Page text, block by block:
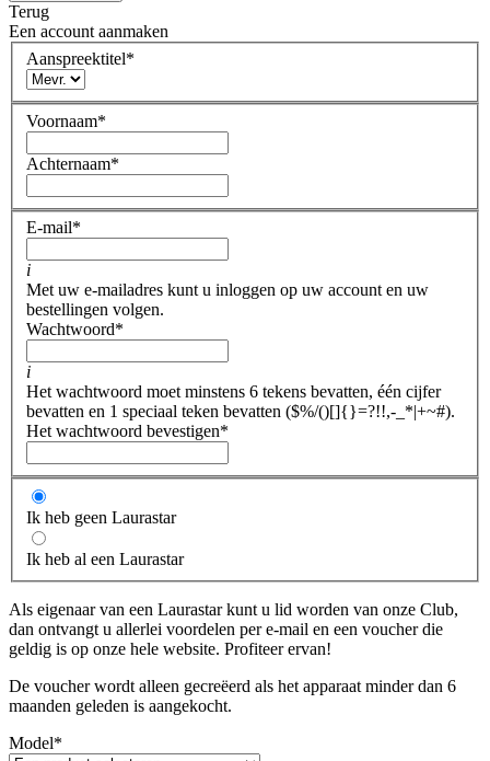
Terug
Een account aanmaken
Aanspreektitel*
Voornaam*
Achternaam*
E-mail*
i
Met uw e-mailadres kunt u inloggen op uw account en uw
bestellingen volgen.
Wachtwoord*
i
Het wachtwoord moet minstens 6 tekens bevatten, één cijfer
bevatten en 1 speciaal teken bevatten ($%/()[]{}=?!!,-_*|+~#).
Het wachtwoord bevestigen*
Ik heb geen Laurastar
Ik heb al een Laurastar
Als eigenaar van een Laurastar kunt u lid worden van onze Club,
dan ontvangt u allerlei voordelen per e-mail en een voucher die
geldig is op onze hele website. Profiteer ervan!
De voucher wordt alleen gecreëerd als het apparaat minder dan 6
maanden geleden is aangekocht.
Model*